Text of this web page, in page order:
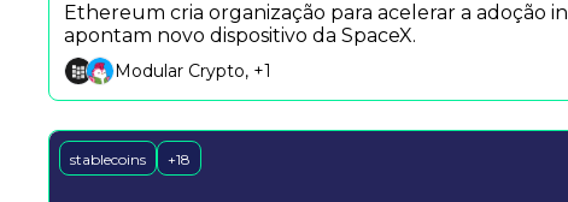
Ethereum cria organização para acelerar a adoção
apontam novo dispositivo da SpaceX.
Modular Crypto, +1
stablecoins +18